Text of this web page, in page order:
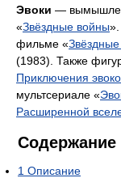
Эвоки —
«Звёздные войны
фильме «
(1983). Также
Приключения
мультсериале «
Расширенной
Содержание
1 Описание